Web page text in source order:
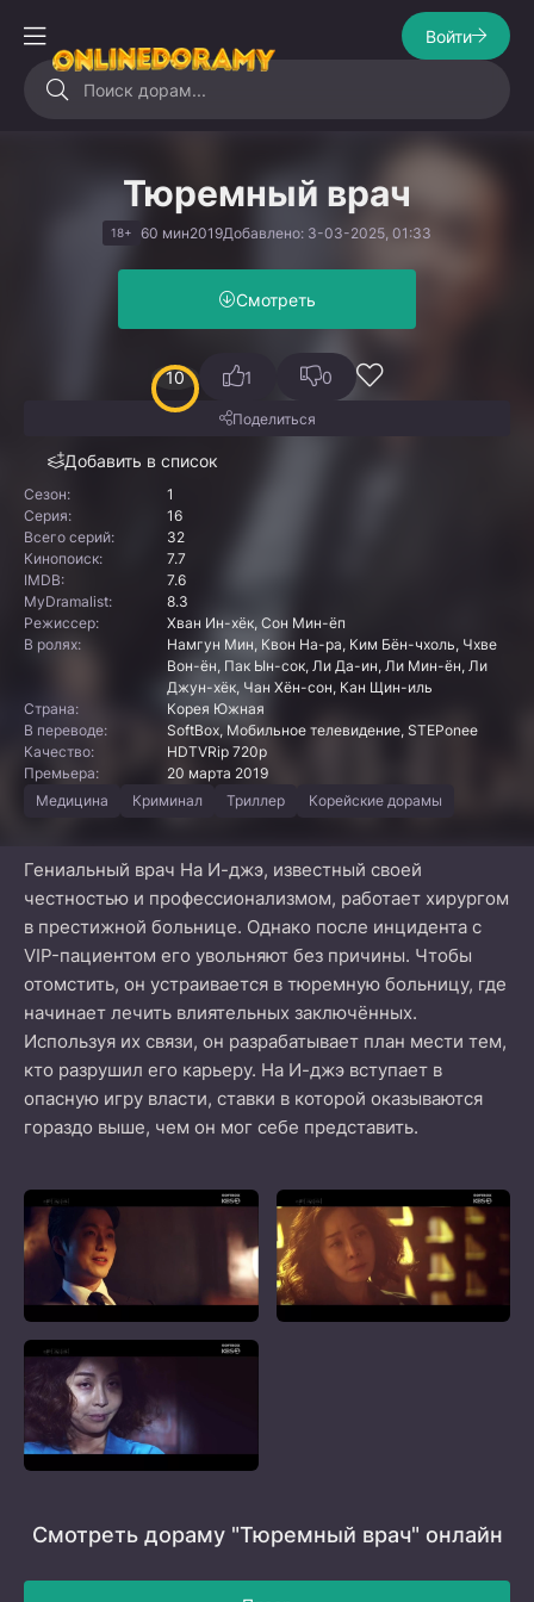
Войти
Тюремный врач
18+ 60 мин2019Добавлено: 3-03-2025, 01:33
Смотреть
10
Добавить в список
1 0
Поделиться
Сезон:
1
Серия:
16
Всего серий:
32
Кинопоиск:
7.7
IMDB:
7.6
MyDramalist:
8.3
Режиссер:
Хван Ин-хёк, Сон Мин-ёп
В ролях:
Намгун Мин, Квон На-ра, Ким Бён-чхоль, Чхве
Вон-ён, Пак Ын-сок, Ли Да-ин, Ли Мин-ён, Ли
Джун-хёк, Чан Хён-сон, Кан Щин-иль
Страна:
Корея Южная
В переводе:
SoftBox, Мобильное телевидение, STEPonee
Качество:
HDTVRip 720p
Премьера:
20 марта 2019
Медицина
Криминал Триллер Корейские дорамы
Гениальный врач На И-джэ, известный своей
честностью и профессионализмом, работает хирургом
в престижной больнице. Однако после инцидента с
VIP-пациентом его увольняют без причины. Чтобы
отомстить, он устраивается в тюремную больницу, где
начинает лечить влиятельных заключённых.
Используя их связи, он разрабатывает план мести тем,
кто разрушил его карьеру. На И-джэ вступает в
опасную игру власти, ставки в которой оказываются
гораздо выше, чем он мог себе представить.
Смотреть дораму "Тюремный врач" онлайн